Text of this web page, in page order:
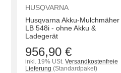
HUSQVARNA
Husqvarna Akku-Mulchmäher
LB 548i - ohne Akku &
Ladegerät
956,90 €
inkl. 19% USt. Versandkostenfreie
Lieferung (Standardpaket)